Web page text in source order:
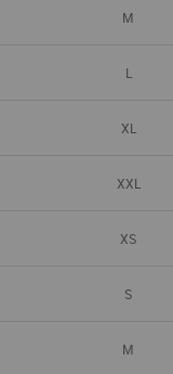
M
L
XL
XXL
XS
S
M